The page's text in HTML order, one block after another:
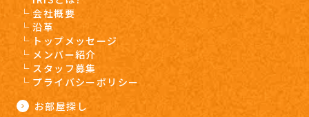
会社概要
沿革
トップメッセージ
メンバー紹介
スタッフ募集
プライバシーポリシー
お部屋探し